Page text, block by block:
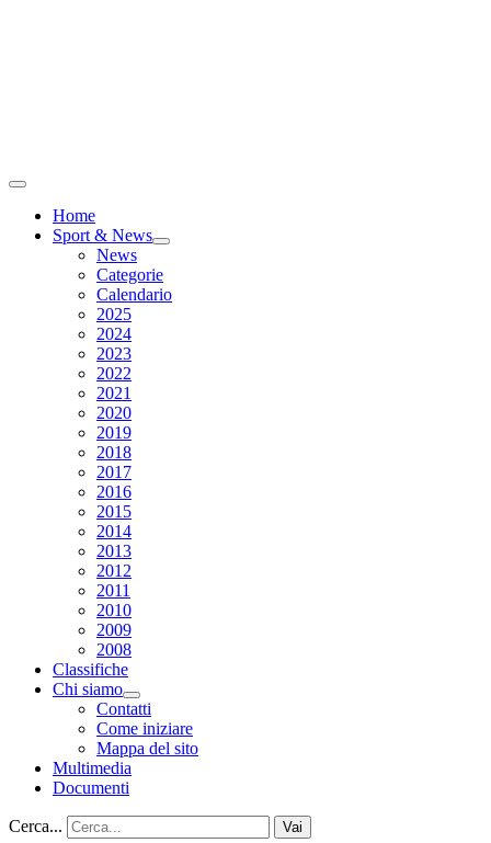
Home
Sport & News
News
Categorie
Calendario
2025
2024
2023
2022
2021
2020
2019
2018
2017
2016
2015
2014
2013
2012
2011
2010
2009
2008
Classifiche
Chi siamo
Contatti
Come iniziare
Mappa del sito
Multimedia
Documenti
Cerca... Vai